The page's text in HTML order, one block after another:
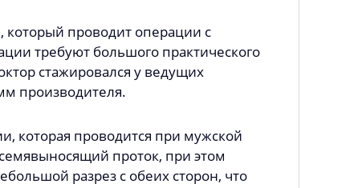
который проводит операции с
требуют большого практического
стажировался у ведущих
производителя.
которая проводится при мужской
проток, при этом
разрез с обеих сторон, что